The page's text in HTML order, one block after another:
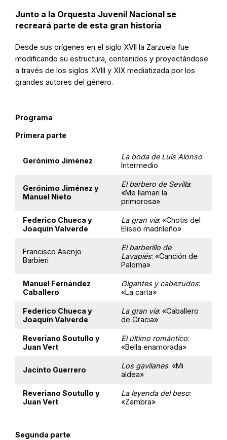
Junto a la Orquesta Juvenil Nacional se
recreará parte de esta gran historia
Desde sus orígenes en el siglo XVII la Zarzuela fue
modificando su estructura, contenidos y proyectándose
a través de los siglos XVIII y XIX mediatizada por los
grandes autores del género.
Programa
Primera parte
Gerónimo Jiménez La boda de Luis Alonso:
Intermedio
Gerónimo Jiménez y
Manuel Nieto
El barbero de Sevilla:
«Me llaman la
primorosa»
Federico Chueca y
Joaquín Valverde
La gran vía: «Chotis del
Eliseo madrileño»
Francisco Asenjo
Barbieri
El barberillo de
Lavapiés: «Canción de
Paloma»
Manuel Fernández
Caballero
Gigantes y cabezudos:
«La carta»
Federico Chueca y
Joaquín Valverde
La gran vía: «Caballero
de Gracia»
Reveriano Soutullo y
Juan Vert
El último romántico:
«Bella enamorada»
Jacinto Guerrero Los gavilanes: «Mi
aldea»
Reveriano Soutullo y
Juan Vert
La leyenda del beso:
«Zambra»
Segunda parte